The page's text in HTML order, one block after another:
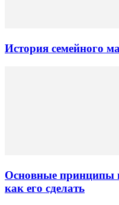
История семейного
Основные принципы
как его сделать